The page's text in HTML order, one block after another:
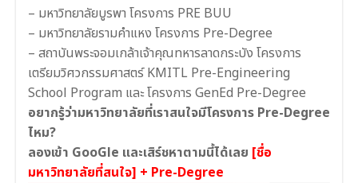
– มหาวิทยาลัยบูรพา โครงการ PRE BUU
– มหาวิทยาลัยรามคำแหง โครงการ Pre-Degree
– สถาบันพระจอมเกล้าเจ้าคุณทหารลาดกระบัง โครงการ
เตรียมวิศวกรรมศาสตร์ KMITL Pre-Engineering
School Program และ โครงการ GenEd Pre-Degree
อยากรู้ว่ามหาวิทยาลัยที่เราสนใจมีโครงการ Pre-Degree
ไหม?
ลองเข้า GooGle และเสิร์ชหาตามนี้ได้เลย [ชื่อ
มหาวิทยาลัยที่สนใจ] + Pre-Degree